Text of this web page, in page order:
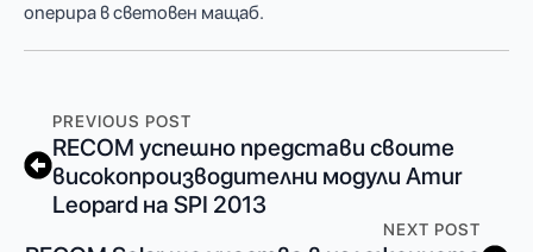
оперира в световен мащаб.
PREVIOUS POST
RECOM успешно представи своите
високопроизводителни модули Amur
Leopard на SPI 2013
NEXT POST